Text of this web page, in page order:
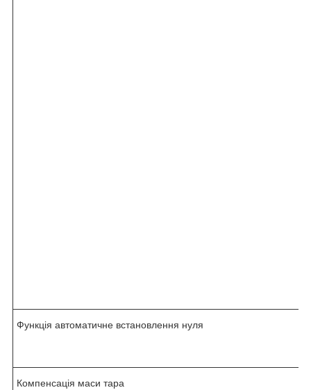
Функція автоматичне встановлення нуля
Компенсація маси тара